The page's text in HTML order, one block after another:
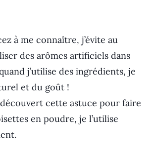
à me connaître, j’évite au
des arômes artificiels dans
j’utilise des ingrédients, je
et du goût !
découvert cette astuce pour faire
en poudre, je l’utilise